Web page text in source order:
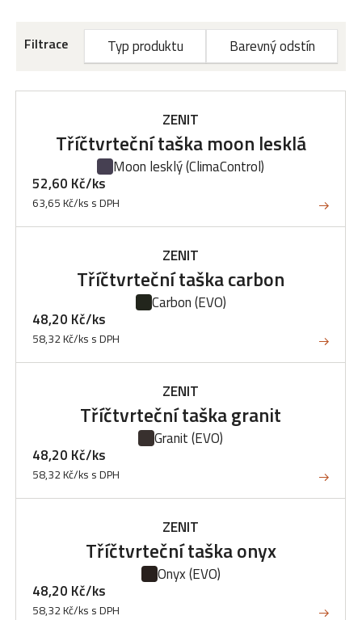
Filtrace Typ produktu Barevný odstín
ZENIT
Tříčtvrteční taška moon lesklá
Moon lesklý(ClimaControl)
52,60 Kč/ks
63,65 Kč/ks s DPH
ZENIT
Tříčtvrteční taška carbon
Carbon(EVO)
48,20 Kč/ks
58,32 Kč/ks s DPH
ZENIT
Tříčtvrteční taška granit
Granit(EVO)
48,20 Kč/ks
58,32 Kč/ks s DPH
ZENIT
Tříčtvrteční taška onyx
Onyx(EVO)
48,20 Kč/ks
58,32 Kč/ks s DPH